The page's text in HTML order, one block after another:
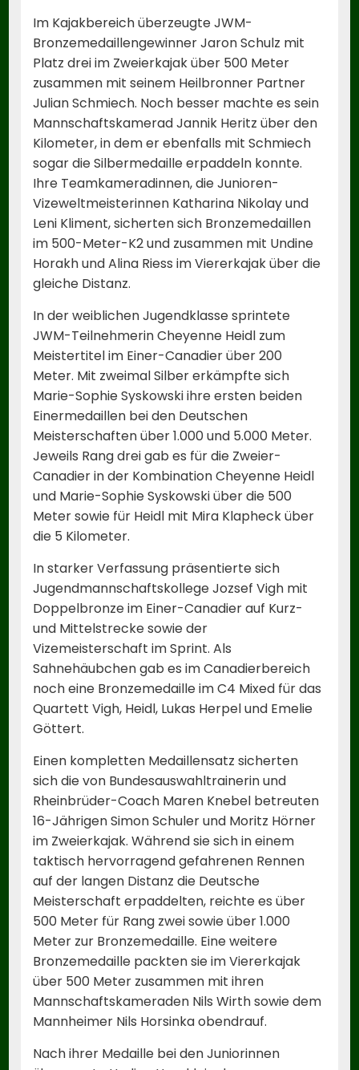
Im Kajakbereich überzeugte JWM-
Bronzemedaillengewinner Jaron Schulz mit
Platz drei im Zweierkajak über 500 Meter
zusammen mit seinem Heilbronner Partner
Julian Schmiech. Noch besser machte es sein
Mannschaftskamerad Jannik Heritz über den
Kilometer, in dem er ebenfalls mit Schmiech
sogar die Silbermedaille erpaddeln konnte.
Ihre Teamkameradinnen, die Junioren-
Vizeweltmeisterinnen Katharina Nikolay und
Leni Kliment, sicherten sich Bronzemedaillen
im 500-Meter-K2 und zusammen mit Undine
Horakh und Alina Riess im Viererkajak über die
gleiche Distanz.
In der weiblichen Jugendklasse sprintete
JWM-Teilnehmerin Cheyenne Heidl zum
Meistertitel im Einer-Canadier über 200
Meter. Mit zweimal Silber erkämpfte sich
Marie-Sophie Syskowski ihre ersten beiden
Einermedaillen bei den Deutschen
Meisterschaften über 1.000 und 5.000 Meter.
Jeweils Rang drei gab es für die Zweier-
Canadier in der Kombination Cheyenne Heidl
und Marie-Sophie Syskowski über die 500
Meter sowie für Heidl mit Mira Klapheck über
die 5 Kilometer.
In starker Verfassung präsentierte sich
Jugendmannschaftskollege Jozsef Vigh mit
Doppelbronze im Einer-Canadier auf Kurz-
und Mittelstrecke sowie der
Vizemeisterschaft im Sprint. Als
Sahnehäubchen gab es im Canadierbereich
noch eine Bronzemedaille im C4 Mixed für das
Quartett Vigh, Heidl, Lukas Herpel und Emelie
Göttert.
Einen kompletten Medaillensatz sicherten
sich die von Bundesauswahltrainerin und
Rheinbrüder-Coach Maren Knebel betreuten
16-Jährigen Simon Schuler und Moritz Hörner
im Zweierkajak. Während sie sich in einem
taktisch hervorragend gefahrenen Rennen
auf der langen Distanz die Deutsche
Meisterschaft erpaddelten, reichte es über
500 Meter für Rang zwei sowie über 1.000
Meter zur Bronzemedaille. Eine weitere
Bronzemedaille packten sie im Viererkajak
über 500 Meter zusammen mit ihren
Mannschaftskameraden Nils Wirth sowie dem
Mannheimer Nils Horsinka obendrauf.
Nach ihrer Medaille bei den Juniorinnen